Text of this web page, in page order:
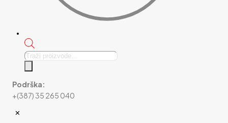
Products
Podrška:
+(387) 35 265 040
✕